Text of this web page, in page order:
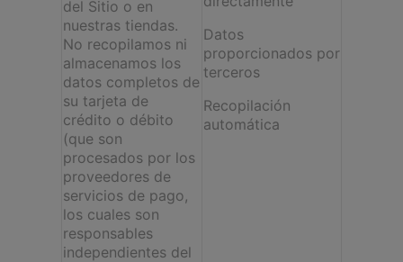
del Sitio o en
nuestras tiendas.
No recopilamos ni
almacenamos los
datos completos de
su tarjeta de
crédito o débito
(que son
procesados por los
proveedores de
servicios de pago,
los cuales son
responsables
independientes del
Datos
proporcionados por
terceros
Recopilación
automática